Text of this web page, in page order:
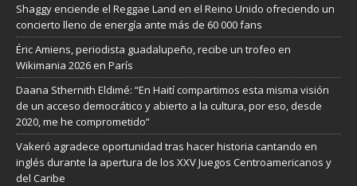
Shaggy enciende el Reggae Land en el Reino Unido ofreciendo un
concierto lleno de energía ante más de 60 000 fans
Éric Amiens, periodista guadalupeño, recibe un trofeo en
Wikimania 2026 en París
Daana Sthernith Eldimé: “En Haití compartimos esta misma visión
de un acceso democrático y abierto a la cultura, por eso, desde
2020, me he comprometido”
Vakeró agradece oportunidad tras hacer historia cantando en
inglés durante la apertura de los XXV Juegos Centroamericanos y
del Caribe